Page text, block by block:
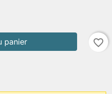
panier favorite_border